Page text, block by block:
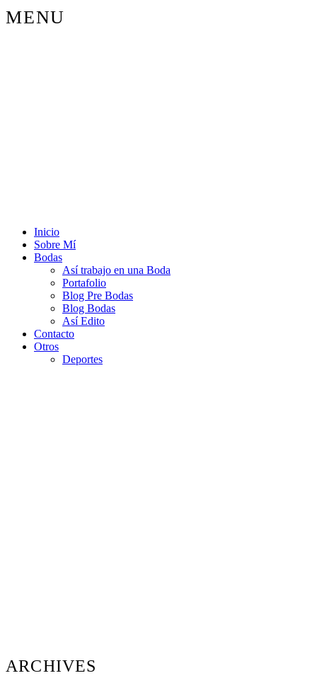
MENU
Inicio
Sobre Mí
Bodas
Así trabajo en una Boda
Portafolio
Blog Pre Bodas
Blog Bodas
Así Edito
Contacto
Otros
Deportes
ARCHIVES